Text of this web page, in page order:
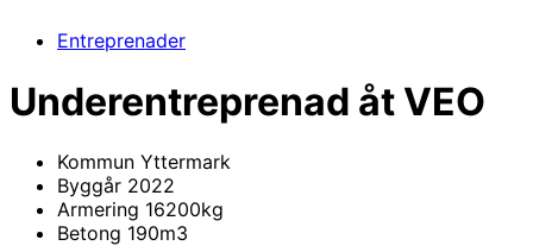
Entreprenader
Underentreprenad åt VEO
Kommun Yttermark
Byggår 2022
Armering 16200kg
Betong 190m3